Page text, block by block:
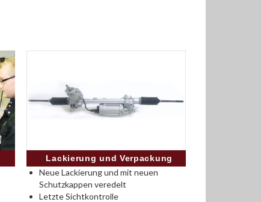
Lackierung und Verpackung
Neue Lackierung und mit neuen
Schutzkappen veredelt
Letzte Sichtkontrolle